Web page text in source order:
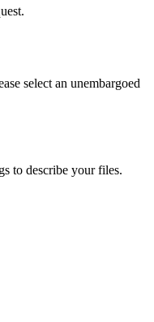
select an unembargoed
to describe your files.